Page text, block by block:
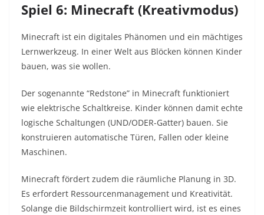
Spiel 6: Minecraft (Kreativmodus)
Minecraft ist ein digitales Phänomen und ein mächtiges
Lernwerkzeug. In einer Welt aus Blöcken können Kinder
bauen, was sie wollen.
Der sogenannte “Redstone” in Minecraft funktioniert
wie elektrische Schaltkreise. Kinder können damit echte
logische Schaltungen (UND/ODER-Gatter) bauen. Sie
konstruieren automatische Türen, Fallen oder kleine
Maschinen.
Minecraft fördert zudem die räumliche Planung in 3D.
Es erfordert Ressourcenmanagement und Kreativität.
Solange die Bildschirmzeit kontrolliert wird, ist es eines